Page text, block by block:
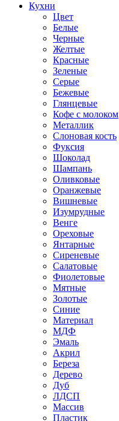
Кухни
Цвет
Белые
Черные
Желтые
Красные
Зеленые
Серые
Бежевые
Глянцевые
Кофе с молоком
Металлик
Слоновая кость
Фуксия
Шоколад
Шампань
Оливковые
Оранжевые
Вишневые
Изумрудные
Венге
Ореховые
Янтарные
Сиреневые
Салатовые
Фиолетовые
Мятные
Золотые
Синие
Материал
МДФ
Эмаль
Акрил
Береза
Дерево
Дуб
ЛДСП
Массив
Пластик